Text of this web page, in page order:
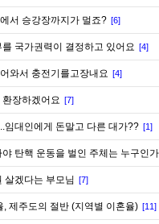
서 승강장까지가 멀죠? [6]
국가권력이 결정하고 있어요 [4]
와서 충전기를고장내요 [4]
장하겠어요 [7]
임대인에게 돈말고 다른 대가?? [1]
탄핵 운동을 벌인 주체는 누구인
살겠다는 부모님 [7]
, 제주도의 절반 (지역별 이혼율) [11]